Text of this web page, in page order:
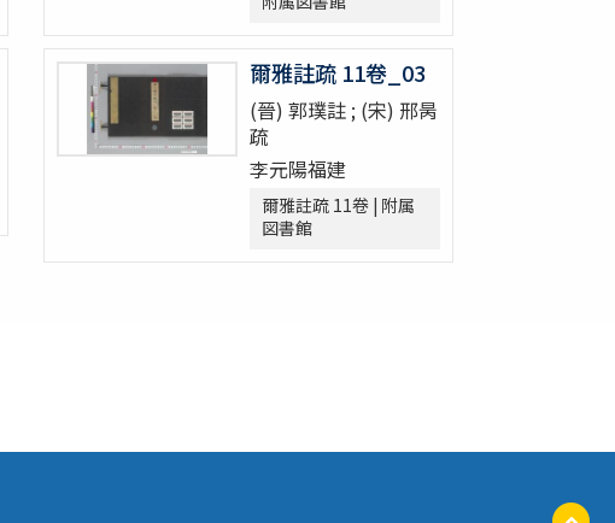
爾雅註疏 11卷_03
(晉) 郭璞註 ; (宋) 邢昺
疏
李元陽福建
爾雅註疏 11卷 | 附属
図書館